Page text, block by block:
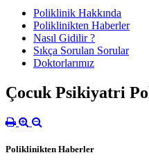
Poliklinik Hakkında
Poliklinikten Haberler
Nasıl Gidilir ?
Sıkça Sorulan Sorular
Doktorlarımız
Çocuk Psikiyatri
Poliklinikten Haberler